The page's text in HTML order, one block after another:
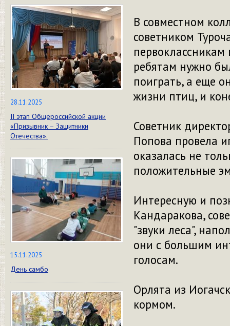
28.11.2025
II этап Общероссийской акции
«Призывник – Защитники
Отечества».
15.11.2025
День самбо
В совместном
советником
ребятам нужно
поиграть, а еще
жизни птиц, и
Советник
Попова провела
оказалась не
положительные
Интересную и
Кандаракова,
"звуки леса",
они с большим
голосам.
Орлята из
кормом.